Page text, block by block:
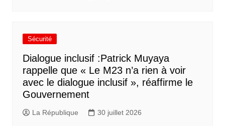
Sécurité
Dialogue inclusif :Patrick Muyaya
rappelle que « Le M23 n’a rien à voir
avec le dialogue inclusif », réaffirme le
Gouvernement
La République 30 juillet 2026